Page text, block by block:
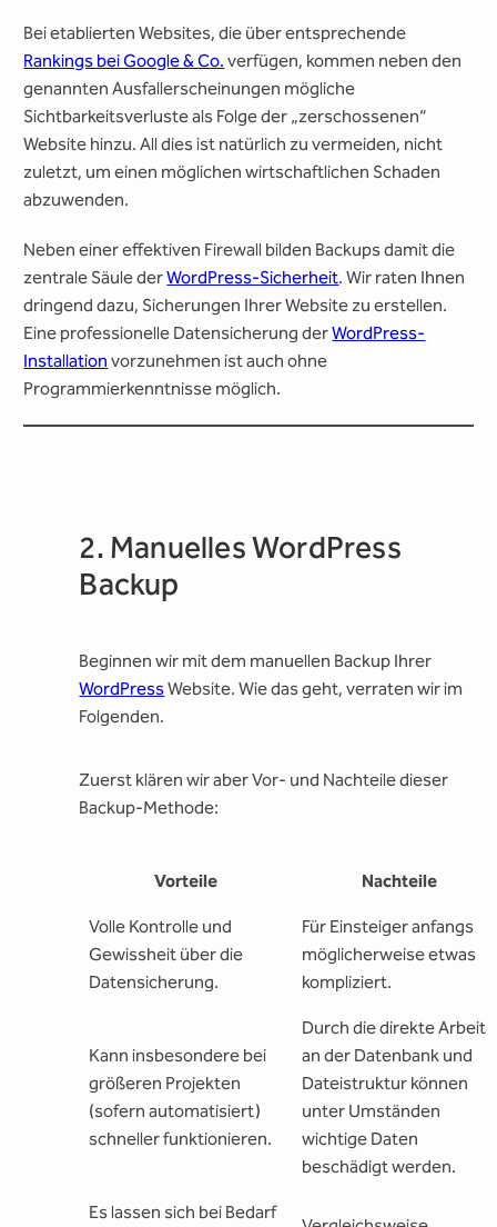
Bei etablierten Websites, die über entsprechende
Rankings bei Google & Co. verfügen, kommen neben den
genannten Ausfallerscheinungen mögliche
Sichtbarkeitsverluste als Folge der „zerschossenen“
Website hinzu. All dies ist natürlich zu vermeiden, nicht
zuletzt, um einen möglichen wirtschaftlichen Schaden
abzuwenden.
Neben einer effektiven Firewall bilden Backups damit die
zentrale Säule derWordPress-Sicherheit. Wir raten Ihnen
dringend dazu, Sicherungen Ihrer Website zu erstellen.
Eine professionelle Datensicherung derWordPress-
Installation vorzunehmen ist auch ohne
Programmierkenntnisse möglich.
2. Manuelles WordPress
Backup
Beginnen wir mit dem manuellen Backup Ihrer
WordPressWebsite. Wie das geht, verraten wir im
Folgenden.
Zuerst klären wir aber Vor- und Nachteile dieser
Backup-Methode:
Vorteile Nachteile
Volle Kontrolle und
Gewissheit über die
Datensicherung.
Für Einsteiger anfangs
möglicherweise etwas
kompliziert.
Kann insbesondere bei
größeren Projekten
(sofern automatisiert)
schneller funktionieren.
Durch die direkte Arbeit
an der Datenbank und
Dateistruktur können
unter Umständen
wichtige Daten
beschädigt werden.
Es lassen sich bei Bedarf